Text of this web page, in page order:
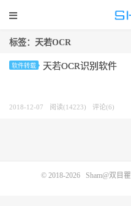
标签：天若OCR
软件转载 天若OCR识别软件
2018-12-07 阅读(14223) 评论(6)
© 2018-2026 Sham@双目瞿